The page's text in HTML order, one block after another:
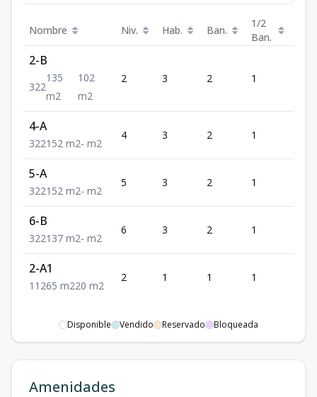
Nombre Niv. Hab. Ban.
1/2
Ban.
2-B
322
135
m2
102
m2
2 3 2 1
4-A
322152 m2- m2
4 3 2 1
5-A
322152 m2- m2
5 3 2 1
6-B
322137 m2- m2
6 3 2 1
2-A1
1 1 265 m220 m2
2 1 1 1
Disponible Vendido Reservado Bloqueada
Amenidades